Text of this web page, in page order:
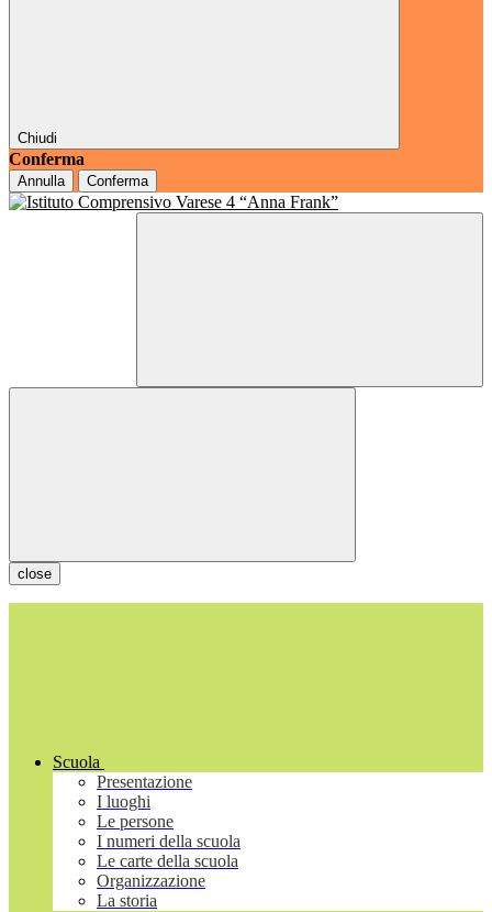
Chiudi
Conferma
Annulla Conferma
close
Scuola
Presentazione
I luoghi
Le persone
I numeri della scuola
Le carte della scuola
Organizzazione
La storia